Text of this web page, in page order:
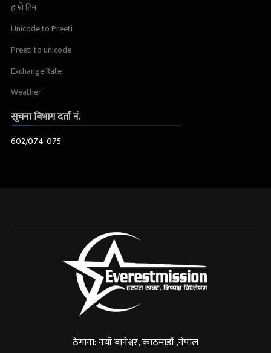
हाम्रो टिम
Unicode to Preeti
Preeti to unicode
Exchange Rate
Weather
सूचना बिभाग दर्ता नं.
602/074-075
ठेगाना: नयाँ बानेश्वर, काठमाडौँ ,नेपाल